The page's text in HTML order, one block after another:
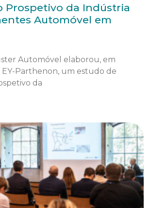
Prospetivo da Indústria
Automóvel em
Automóvel elaborou, em
Parthenon, um estudo de
da